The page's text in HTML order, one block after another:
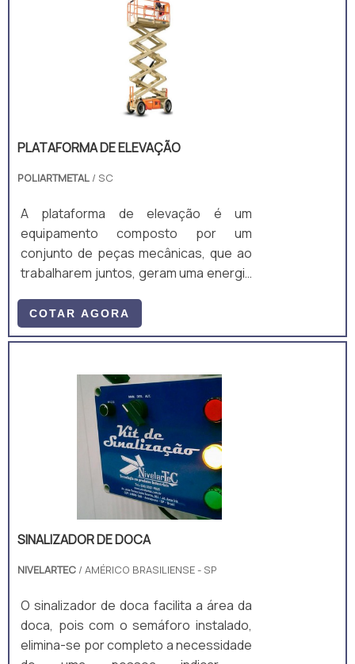
PLATAFORMA DE ELEVAÇÃO
POLIARTMETAL / SC
A plataforma de elevação é um
equipamento composto por um
conjunto de peças mecânicas, que ao
trabalharem juntos, geram uma energia
COTAR AGORA
SINALIZADOR DE DOCA
NIVELARTEC / AMÉRICO BRASILIENSE - SP
O sinalizador de doca facilita a área da
doca, pois com o semáforo instalado,
elimina-se por completo a necessidade